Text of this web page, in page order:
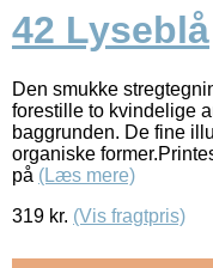
42 Lyseblå
Den smukke
forestille to kvindelige
baggrunden. De fine
organiske
på (Læs mere)
319 kr. (Vis fragtpris)